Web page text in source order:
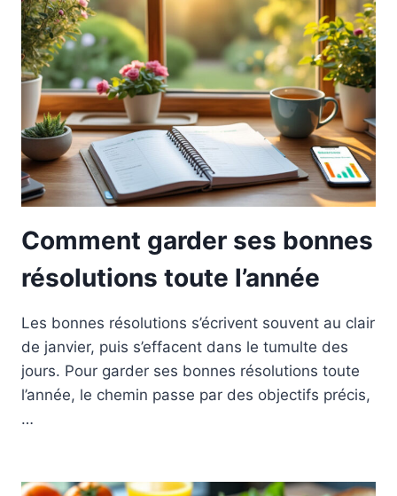
Comment garder ses bonnes
résolutions toute l’année
Les bonnes résolutions s’écrivent souvent au clair
de janvier, puis s’effacent dans le tumulte des
jours. Pour garder ses bonnes résolutions toute
l’année, le chemin passe par des objectifs précis,
…